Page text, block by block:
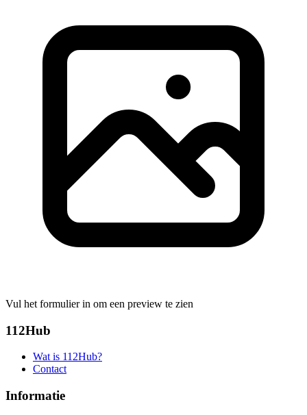
Vul het formulier in om een preview te zien
112Hub
Wat is 112Hub?
Contact
Informatie